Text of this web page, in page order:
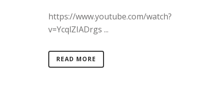
https://www.youtube.com/watch?
v=YcqlZIADrgs ...
READ MORE